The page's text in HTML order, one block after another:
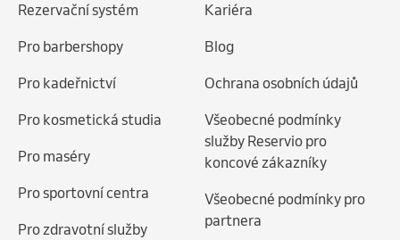
Rezervační systém
Pro barbershopy
Pro kadeřnictví
Pro kosmetická studia
Pro maséry
Pro sportovní centra
Pro zdravotní služby
Kariéra
Blog
Ochrana osobních údajů
Všeobecné podmínky
služby Reservio pro
koncové zákazníky
Všeobecné podmínky pro
partnera